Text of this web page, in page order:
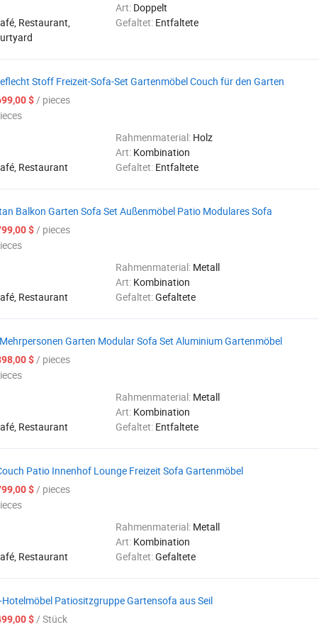
Art: Doppelt
Restaurant,
Gefaltet: Entfaltete
Stoff Freizeit-Sofa-Set Gartenmöbel Couch für den Garten
$/ pieces
Rahmenmaterial: Holz
Art: Kombination
Restaurant Gefaltet: Entfaltete
Balkon Garten Sofa Set Außenmöbel Patio Modulares Sofa
$/ pieces
Rahmenmaterial: Metall
Art: Kombination
Restaurant Gefaltet:Gefaltete
Garten Modular Sofa Set Aluminium Gartenmöbel
$/ pieces
Rahmenmaterial: Metall
Art: Kombination
Restaurant Gefaltet: Entfaltete
Patio Innenhof Lounge Freizeit Sofa Gartenmöbel
$/ pieces
Rahmenmaterial: Metall
Art: Kombination
Restaurant Gefaltet:Gefaltete
Patiositzgruppe Gartensofa aus Seil
$/ Stück